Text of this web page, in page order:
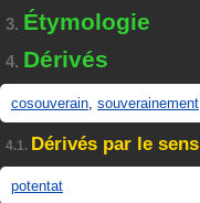
3. Étymologie
4. Dérivés
cosouverain, souverainement
4.1. Dérivés par le sens
potentat